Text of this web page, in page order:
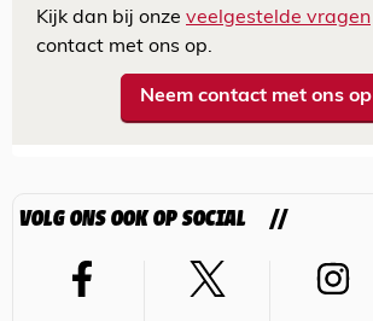
Kijk dan bij onze veelgestelde vragen
contact met ons op.
Neem contact met ons op
VOLG ONS OOK OP SOCIAL